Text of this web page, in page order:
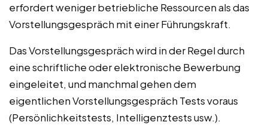
erfordert weniger betriebliche Ressourcen als das
Vorstellungsgespräch mit einer Führungskraft.
Das Vorstellungsgespräch wird in der Regel durch
eine schriftliche oder elektronische Bewerbung
eingeleitet, und manchmal gehen dem
eigentlichen Vorstellungsgespräch Tests voraus
(Persönlichkeitstests, Intelligenztests usw.).